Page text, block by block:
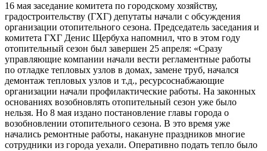
16 мая заседание комитета по городскому хозяйству,
градостроительству (ГХГ) депутаты начали с обсуждения
организации отопительного сезона. Председатель заседания и
комитета ГХГ Денис Щербуха напомнил, что в этом году
отопительный сезон был завершен 25 апреля: «Сразу
управляющие компании начали вести регламентные работы
по отладке тепловых узлов в домах, замене труб, начался
демонтаж тепловых узлов и т.д., ресурсоснабжающие
организации начали профилактические работы. На законных
основаниях возобновлять отопительный сезон уже было
нельзя. Но 8 мая издано постановление главы города о
возобновлении отопительного сезона. В это время уже
начались ремонтные работы, накануне праздников многие
сотрудники из города уехали. Оперативно подать тепло было